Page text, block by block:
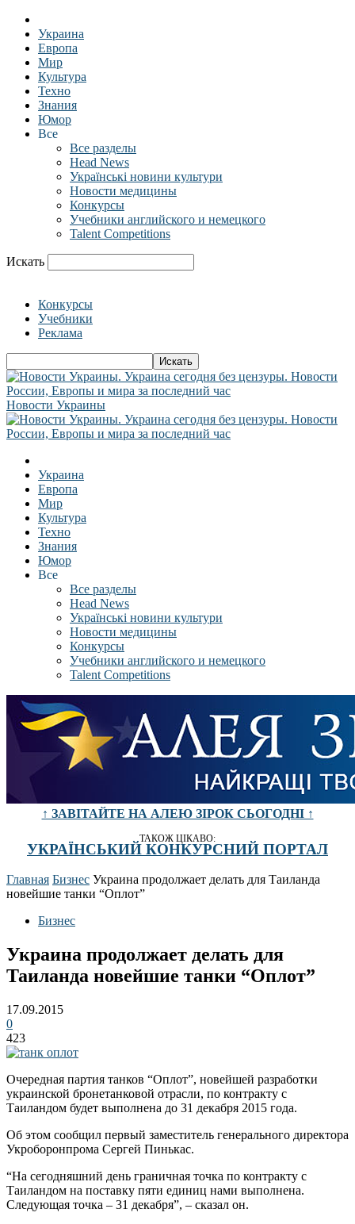
Украина
Европа
Мир
Культура
Техно
Знания
Юмор
Все
Все разделы
Head News
Українські новини культури
Новости медицины
Конкурсы
Учебники английского и немецкого
Talent Competitions
Искать
Конкурсы
Учебники
Реклама
Новости Украины
Украина
Европа
Мир
Культура
Техно
Знания
Юмор
Все
Все разделы
Head News
Українські новини культури
Новости медицины
Конкурсы
Учебники английского и немецкого
Talent Competitions
↑ ЗАВІТАЙТЕ НА АЛЕЮ ЗІРОК СЬОГОДНІ ↑
ТАКОЖ ЦІКАВО:
УКРАЇНСЬКИЙ КОНКУРСНИЙ ПОРТАЛ
Главная Бизнес Украина продолжает делать для Таиланда
новейшие танки “Оплот”
Бизнес
Украина продолжает делать для
Таиланда новейшие танки “Оплот”
17.09.2015
0
423
Очередная партия танков “Оплот”, новейшей разработки
украинской бронетанковой отрасли, по контракту с
Таиландом будет выполнена до 31 декабря 2015 года.
Об этом сообщил первый заместитель генерального директора
Укроборонпрома Сергей Пинькас.
“На сегодняшний день граничная точка по контракту с
Таиландом на поставку пяти единиц нами выполнена.
Следующая точка – 31 декабря”, – сказал он.